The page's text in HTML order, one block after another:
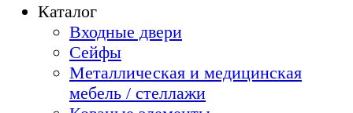
Каталог
Входные двери
Сейфы
Металлическая и медицинская
мебель / стеллажи